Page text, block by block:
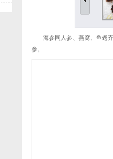
海参同人参、燕窝、鱼翅
参。